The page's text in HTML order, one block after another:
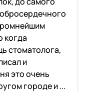
когда
стоматолога,
и
это очень
городе и ...